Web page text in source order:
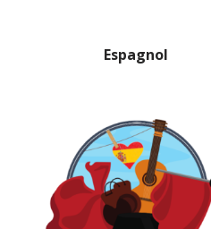
Espagnol